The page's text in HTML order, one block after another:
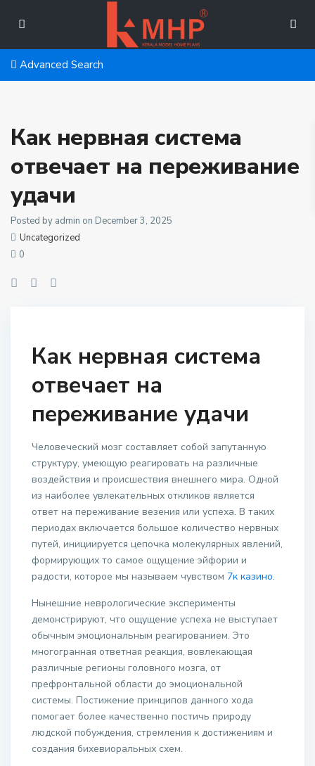
Advanced Search
Как нервная система
отвечает на переживание
удачи
Posted by admin on December 3, 2025
Uncategorized
0
Как нервная система
отвечает на
переживание удачи
Человеческий мозг составляет собой запутанную
структуру, умеющую реагировать на различные
воздействия и происшествия внешнего мира. Одной
из наиболее увлекательных откликов является
ответ на переживание везения или успеха. В таких
периодах включается большое количество нервных
путей, инициируется цепочка молекулярных явлений,
формирующих то самое ощущение эйфории и
радости, которое мы называем чувством 7к казино.
Нынешние неврологические эксперименты
демонстрируют, что ощущение успеха не выступает
обычным эмоциональным реагированием. Это
многогранная ответная реакция, вовлекающая
различные регионы головного мозга, от
префронтальной области до эмоциональной
системы. Постижение принципов данного хода
помогает более качественно постичь природу
людской побуждения, стремления к достижениям и
создания бихевиоральных схем.